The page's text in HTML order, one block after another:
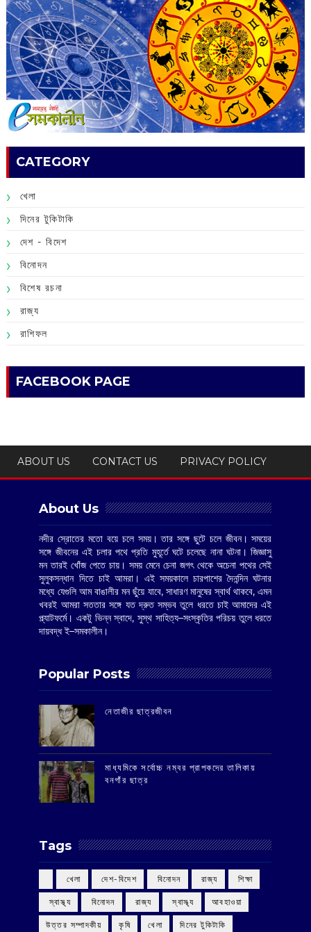
CATEGORY
খেলা
দিনের টুকিটাকি
দেশ - বিদেশ
বিনোদন
বিশেষ রচনা
রাজ্য
রাশিফল
FACEBOOK PAGE
ABOUT US CONTACT US PRIVACY POLICY
About Us
নদীর স্রোতের মতো বয়ে চলে সময়। তার সঙ্গে ছুটে চলে জীবন। সময়ের
সঙ্গে জীবনের এই চলার পথে প্রতি মুহূর্তে ঘটে চলেছে নানা ঘটনা। জিজ্ঞাসু
মন তারই খোঁজ পেতে চায়। সময় মেনে চেনা জগৎ থেকে অচেনা পথের সেই
সুলুকসন্ধান দিতে চাই আমরা। এই সময়কালে চারপাশের দৈনন্দিন ঘটনার
মধ্যে যেগুলি আম বাঙালীর মন ছুঁয়ে যাবে, সাধারণ মানুষের স্বার্থ থাকবে, এমন
খবরই আমরা সততার সঙ্গে যত দ্রুত সম্ভব তুলে ধরতে চাই আমাদের এই
প্ল্যাটফর্মে। একটু ভিন্ন স্বাদে, সুস্থ সাহিত্য–সংস্কৃতির পরিচয় তুলে ধরতে
দায়বদ্ধ ই–সমকালীন।
Popular Posts
‌নেতাজীর ছাত্রজীবন
মাধ্যমিকে সর্বোচ্চ নম্বর প্রাপকদের তালিকায়
বনগাঁর ছাত্র
Tags
‌ খেলা ‌ দেশ-বিদেশ ‌ বিনোদন ‌ রাজ্য ‌ শিক্ষা
‌ স্বাস্থ্য ‌ বিনোদন ‌ রাজ্য ‌ স্বাস্থ্য আবহাওয়া
উত্তর সম্পাদকীয় কৃষি খেলা দিনের টুকিটাকি